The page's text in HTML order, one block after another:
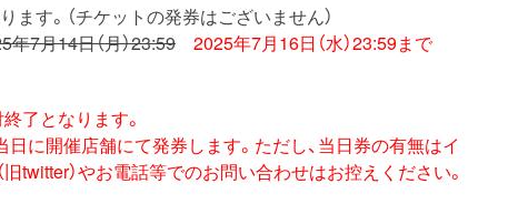
す。（チケットの発券はございません）
年7月14日（月）23:59
2025年7月16日（水）23:59まで
了となります。
に開催店舗にて発券します。ただし、当日券の有無はイ
twitter）やお電話等でのお問い合わせはお控えください。